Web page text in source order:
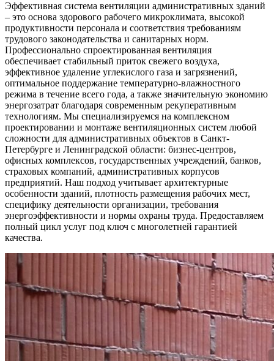
Эффективная система вентиляции административных зданий
– это основа здорового рабочего микроклимата, высокой
продуктивности персонала и соответствия требованиям
трудового законодательства и санитарных норм.
Профессионально спроектированная вентиляция
обеспечивает стабильный приток свежего воздуха,
эффективное удаление углекислого газа и загрязнений,
оптимальное поддержание температурно-влажностного
режима в течение всего года, а также значительную экономию
энергозатрат благодаря современным рекуперативным
технологиям. Мы специализируемся на комплексном
проектировании и монтаже вентиляционных систем любой
сложности для административных объектов в Санкт-
Петербурге и Ленинградской области: бизнес-центров,
офисных комплексов, государственных учреждений, банков,
страховых компаний, административных корпусов
предприятий. Наш подход учитывает архитектурные
особенности зданий, плотность размещения рабочих мест,
специфику деятельности организации, требования
энергоэффективности и нормы охраны труда. Предоставляем
полный цикл услуг под ключ с многолетней гарантией
качества.